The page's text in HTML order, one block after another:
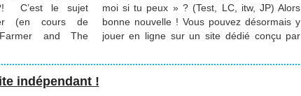
C’est le sujet
(en cours de
and The
entrer dans
moi si tu peux » ? (Test, LC, itw, JP) Alors
bonne nouvelle ! Vous pouvez désormais y
jouer en ligne sur un site dédié conçu par
commencer...
indépendant !